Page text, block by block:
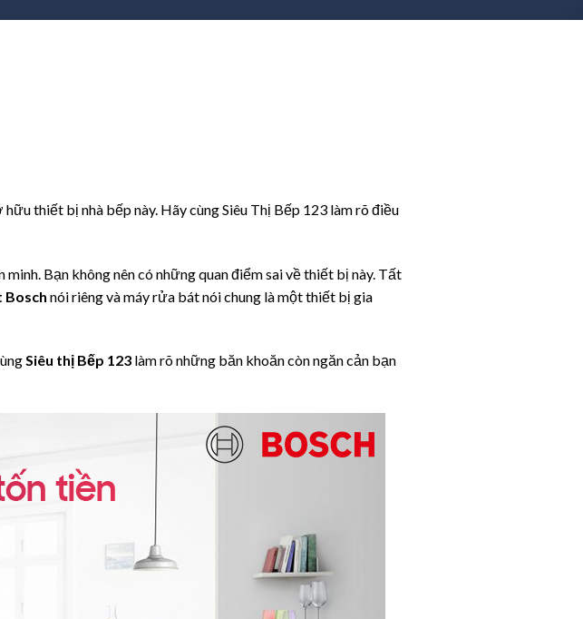
thiết bị nhà bếp này. Hãy cùng Siêu Thị Bếp 123 làm rõ điều
Bạn không nên có những quan điểm sai về thiết bị này. Tất
Bosch nói riêng và máy rửa bát nói chung là một thiết bị gia
Siêu thị Bếp 123làm rõ những băn khoăn còn ngăn cản bạn